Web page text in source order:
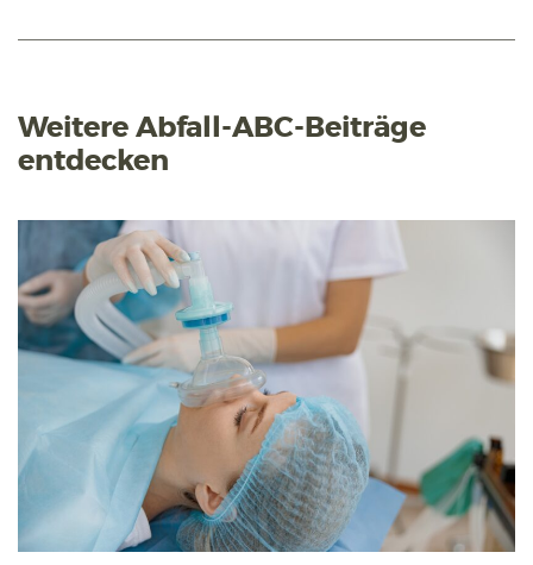
Weitere Abfall-ABC-Beiträge
entdecken